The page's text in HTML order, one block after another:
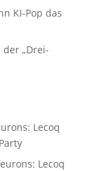
KI-Pop das
„Drei-
Lecoq
Lecoq